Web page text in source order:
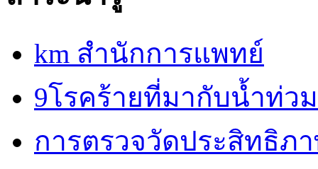
km สำนักการแพทย์
9โรคร้ายที่มากับน้ำท่วม
การตรวจวัดประสิทธิภ